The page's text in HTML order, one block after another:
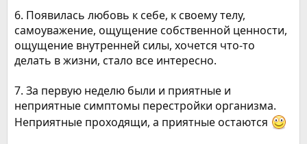
6. Появилась любовь к себе, к своему телу,
самоуважение, ощущение собственной ценности,
ощущение внутренней силы, хочется что-то
делать в жизни, стало все интересно.
7. За первую неделю были и приятные и
неприятные симптомы перестройки организма.
Неприятные проходящи, а приятные остаются